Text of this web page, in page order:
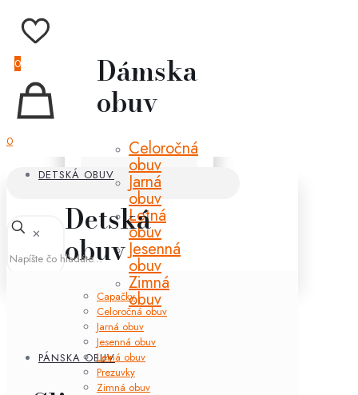
Dámska
obuv
Celoročná
obuv
Jarná
obuv
Letná
obuv
Jesenná
obuv
Zimná
obuv
PÁNSKA OBUV
0
0
DETSKÁ OBUV
Detská
obuv
Capačky
Celoročná obuv
Jarná obuv
Jesenná obuv
Letná obuv
Prezuvky
Zimná obuv
✕